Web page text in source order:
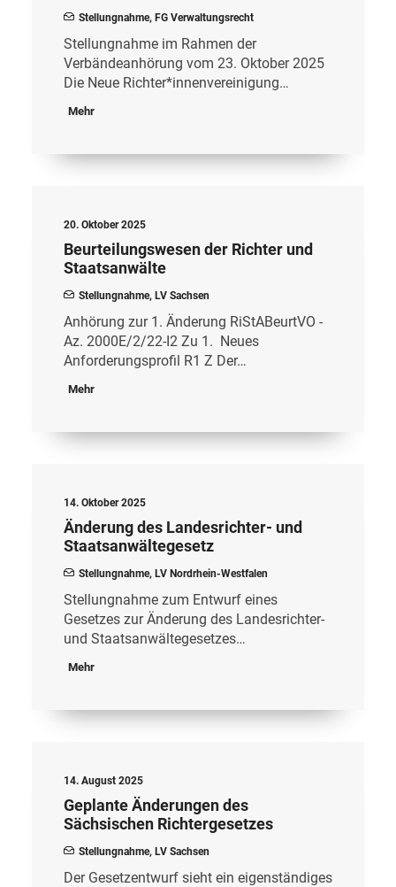
Stellungnahme, FG Verwaltungsrecht
Stellungnahme im Rahmen der
Verbändeanhörung vom 23. Oktober 2025
Die Neue Richter*innenvereinigung…
Mehr
20. Oktober 2025
Beurteilungswesen der Richter und
Staatsanwälte
Stellungnahme, LV Sachsen
Anhörung zur 1. Änderung RiStABeurtVO -
Az. 2000E/2/22-I2 Zu 1. Neues
Anforderungsprofil R1 Z Der…
Mehr
14. Oktober 2025
Änderung des Landesrichter- und
Staatsanwältegesetz
Stellungnahme, LV Nordrhein-Westfalen
Stellungnahme zum Entwurf eines
Gesetzes zur Änderung des Landesrichter-
und Staatsanwältegesetzes…
Mehr
14. August 2025
Geplante Änderungen des
Sächsischen Richtergesetzes
Stellungnahme, LV Sachsen
Der Gesetzentwurf sieht ein eigenständiges